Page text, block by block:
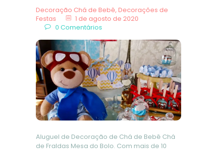
Decoração Chá de Bebê, Decorações de
Festas
1 de agosto de 2020
0 Comentários
Aluguel de Decoração de Chá de Bebê Chá
de Fraldas Mesa do Bolo. Com mais de 10